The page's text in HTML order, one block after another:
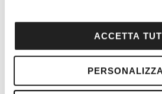
modificare o revocare il proprio
momento dalla Dichiarazione sui
sull'icona di attivazione della
raccogliere informazioni
ACCETTA
PERSONALIZZA
persone appassionate,
gratitudine nei confronti
loro esperienze di socialità e
al meglio.